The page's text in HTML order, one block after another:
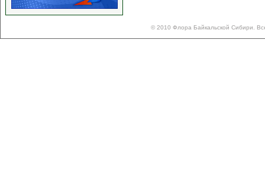
© 2010 Флора Байкальской Сибири.